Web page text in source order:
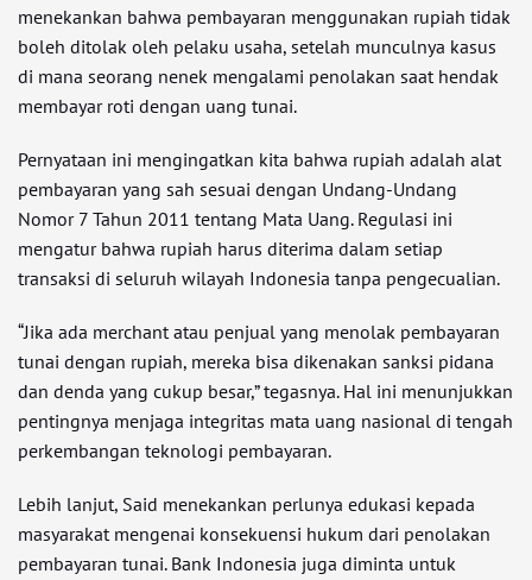
menekankan bahwa pembayaran menggunakan rupiah tidak
boleh ditolak oleh pelaku usaha, setelah munculnya kasus
di mana seorang nenek mengalami penolakan saat hendak
membayar roti dengan uang tunai.
Pernyataan ini mengingatkan kita bahwa rupiah adalah alat
pembayaran yang sah sesuai dengan Undang-Undang
Nomor 7 Tahun 2011 tentang Mata Uang. Regulasi ini
mengatur bahwa rupiah harus diterima dalam setiap
transaksi di seluruh wilayah Indonesia tanpa pengecualian.
“Jika ada merchant atau penjual yang menolak pembayaran
tunai dengan rupiah, mereka bisa dikenakan sanksi pidana
dan denda yang cukup besar,” tegasnya. Hal ini menunjukkan
pentingnya menjaga integritas mata uang nasional di tengah
perkembangan teknologi pembayaran.
Lebih lanjut, Said menekankan perlunya edukasi kepada
masyarakat mengenai konsekuensi hukum dari penolakan
pembayaran tunai. Bank Indonesia juga diminta untuk